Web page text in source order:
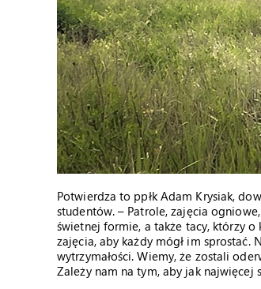
Potwierdza to ppłk Adam Krysiak,
studentów. – Patrole, zajęcia
świetnej formie, a także tacy, którzy
zajęcia, aby każdy mógł im sprostać.
wytrzymałości. Wiemy, że zostali
Zależy nam na tym, aby jak najwięcej